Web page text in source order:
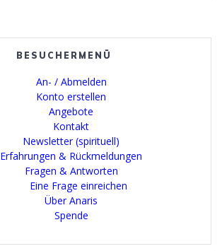
BESUCHERMENÜ
An- / Abmelden
Konto erstellen
Angebote
Kontakt
Newsletter (spirituell)
Erfahrungen & Rückmeldungen
Fragen & Antworten
Eine Frage einreichen
Über Anaris
Spende